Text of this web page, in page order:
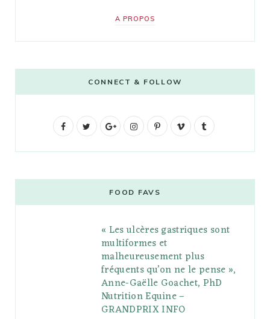
A PROPOS
CONNECT & FOLLOW
F
b
t
G
g
l
e
P
l
s
I
t
a
g
r
a
m
P
e
r
e
s
V
o
l
r
FOOD FAVS
« Les ulcères gastriques sont
multiformes et
malheureusement plus
fréquents qu’on ne le pense »,
Anne-Gaëlle Goachet, PhD
Nutrition Equine –
GRANDPRIX INFO